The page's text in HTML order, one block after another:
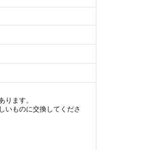
ります。
いものに交換してくださ